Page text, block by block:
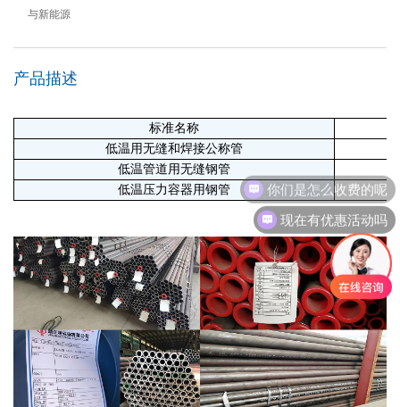
与新能源
产品描述
标准名称
低温用无缝和焊接公称管
低温管道用无缝钢管
低温压力容器用钢管
你们是怎么收费的呢
现在有优惠活动吗